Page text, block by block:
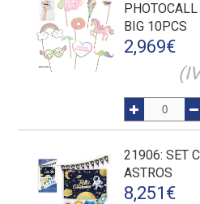
BIG 10PCS
2,969€
21906: SET
ASTROS
8,251 €